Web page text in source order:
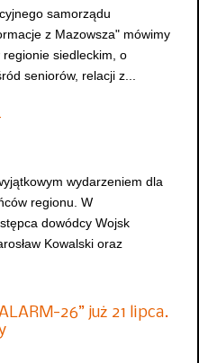
samorządu
z Mazowsza" mówimy
siedleckim, o
seniorów, relacji z...
wydarzeniem dla
regionu. W
dowódcy Wojsk
Kowalski oraz
26” już 21 lipca.